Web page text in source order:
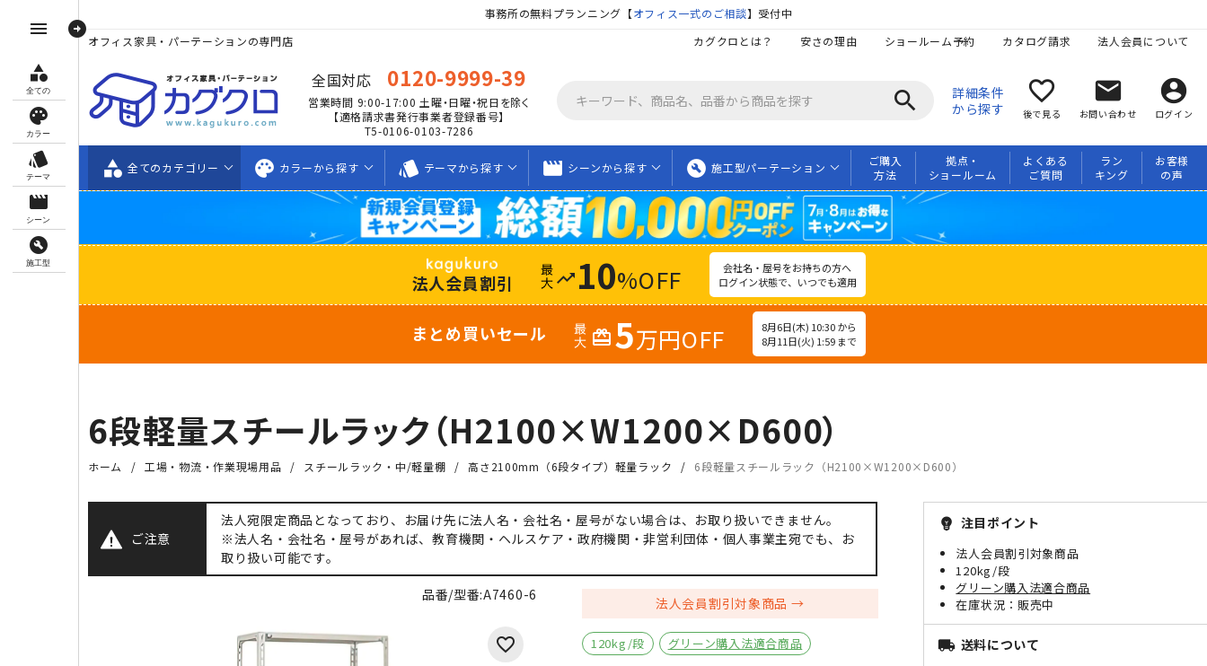
menu arrow_circle_right
category
全ての
palette
カラー
style
テーマ
movie_creation
シーン
build_circle
施工型
事務所の無料プランニング【オフィス一式のご相談】受付中
オフィス家具・パーテーションの専門店
カグクロとは？ 安さの理由 ショールーム予約 カタログ請求 法人会員について
全国対応 0120-9999-39
営業時間 9:00-17:00 土曜・日曜・祝日を除く
【適格請求書発行事業者登録番号】
T5-0106-0103-7286
search
詳細条件
から探す
favorite_border
後で見る
mail
お問い合わせ
account_circle
ログイン
category 全てのカテゴリー palette カラーから探す style テーマから探す movie_creation シーンから探す build_circle 施工型パーテーション
ご購入
方法
拠点・
ショールーム
よくある
ご質問
ラン
キング
お客様
の声
法人会員割引 trending_up 10%OFF
会社名・屋号をお持ちの方へ
ログイン状態で、いつでも適用
まとめ買いセール redeem 5万円OFF
8月6日(木) 10:30 から
8月11日(火) 1:59 まで
6段軽量スチールラック（H2100×W1200×D600）
ホーム 工場・物流・作業現場用品 スチールラック・中/軽量棚 高さ2100mm（6段タイプ）軽量ラック 6段軽量スチールラック（H2100×W1200×D600）
ご注意
法人宛限定商品となっており、お届け先に法人名・会社名・屋号がない場合は、お取り扱いできません。
※法人名・会社名・屋号があれば、教育機関・ヘルスケア・政府機関・非営利団体・個人事業主宛でも、お
取り扱い可能です。
品番/型番:A7460-6 法人会員割引対象商品
120kg/段 グリーン購入法適合商品
emoji_objects 注目ポイント
法人会員割引対象商品
120kg/段
グリーン購入法適合商品
販売中
local_shipping 送料について